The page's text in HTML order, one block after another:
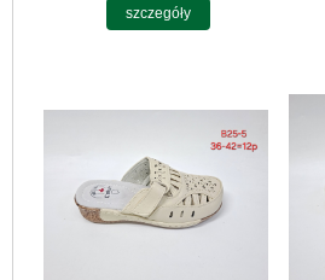
szczegóły